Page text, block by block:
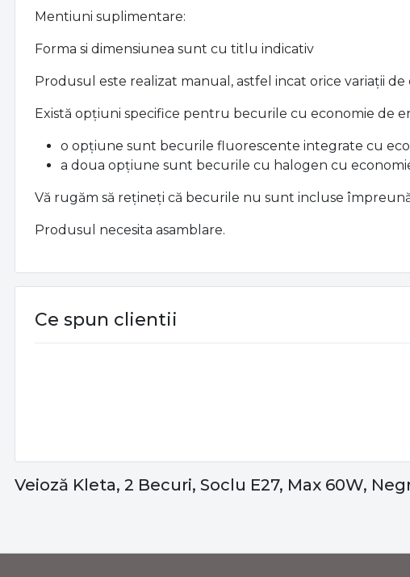
Mentiuni suplimentare:
Forma si dimensiunea sunt cu titlu indicativ
Produsul este realizat manual, astfel incat orice variații
Există opțiuni specifice pentru becurile cu economie de
o opțiune sunt becurile fluorescente integrate cu
a doua opțiune sunt becurile cu halogen cu
Vă rugăm să rețineți că becurile nu sunt incluse
Produsul necesita asamblare.
Ce spun clientii
Veioză Kleta, 2 Becuri, Soclu E27, Max 60W,